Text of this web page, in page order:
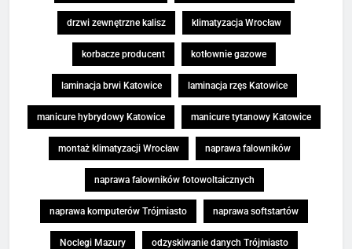
drzwi zewnętrzne kalisz klimatyzacja Wrocław
korbacze producent kotłownie gazowe
laminacja brwi Katowice laminacja rzęs Katowice
manicure hybrydowy Katowice manicure tytanowy Katowice
montaż klimatyzacji Wrocław naprawa falowników
naprawa falowników fotowoltaicznych
naprawa komputerów Trójmiasto naprawa softstartów
Noclegi Mazury odzyskiwanie danych Trójmiasto